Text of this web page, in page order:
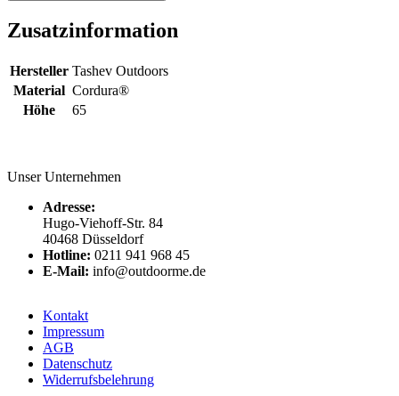
Zusatzinformation
Hersteller Tashev Outdoors
Material Cordura®
Höhe
65
Unser Unternehmen
Adresse:
Hugo-Viehoff-Str. 84
40468 Düsseldorf
Hotline: 0211 941 968 45
E-Mail: info@outdoorme.de
Kontakt
Impressum
AGB
Datenschutz
Widerrufsbelehrung